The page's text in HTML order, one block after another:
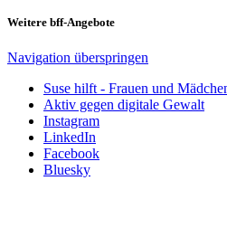
Weitere bff-Angebote
Navigation überspringen
Suse hilft - Frauen und
Aktiv gegen digitale Gewalt
Instagram
LinkedIn
Facebook
Bluesky